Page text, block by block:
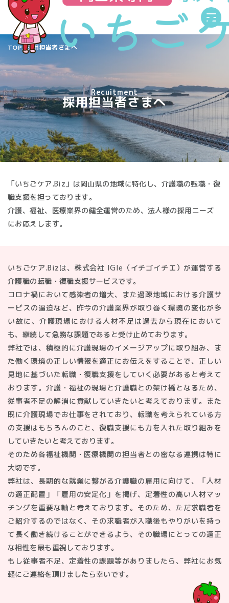
TOP
いちごケア.Bizとは
公開求人を探す
プレミア求人について
コラム一覧
採用担当者様へ
TOP 採用担当者さまへ
Recuitment
採用担当者さまへ
「いちごケア.Biz」は岡山県の地域に特化し、介護職の転職・復
職支援を担っております。
介護、福祉、医療業界の健全運営のため、法人様の採用ニーズ
にお応えします。
いちごケア.Bizは、株式会社 IGIe（イチゴイチエ）が運営する
介護職の転職・復職支援サービスです。
コロナ禍において感染者の増大、また過疎地域における介護サ
ービスの逼迫など、昨今の介護業界が取り巻く環境の変化が多
い故に、介護現場における人材不足は過去から現在において
も、継続して急務な課題であると受け止めております。
弊社では、積極的に介護現場のイメージアップに取り組み、ま
た働く環境の正しい情報を適正にお伝えをすることで、正しい
見地に基づいた転職・復職支援をしていく必要があると考えて
おります。介護・福祉の現場と介護職との架け橋となるため、
従事者不足の解消に貢献していきたいと考えております。また
既に介護現場でお仕事をされており、転職を考えられている方
の支援はもちろんのこと、復職支援にも力を入れた取り組みを
していきたいと考えております。
そのため各福祉機関・医療機関の担当者との密なる連携は特に
大切です。
弊社は、長期的な就業に繋がる介護職の雇用に向けて、「人材
の適正配置」「雇用の安定化」を掲げ、定着性の高い人材マッ
チングを重要な軸と考えております。そのため、ただ求職者を
ご紹介するのではなく、その求職者が入職後もやりがいを持っ
て長く働き続けることができるよう、その職場にとっての適正
な相性を最も重視しております。
もし従事者不足、定着性の課題等がありましたら、弊社にお気
軽にご連絡を頂けましたら幸いです。